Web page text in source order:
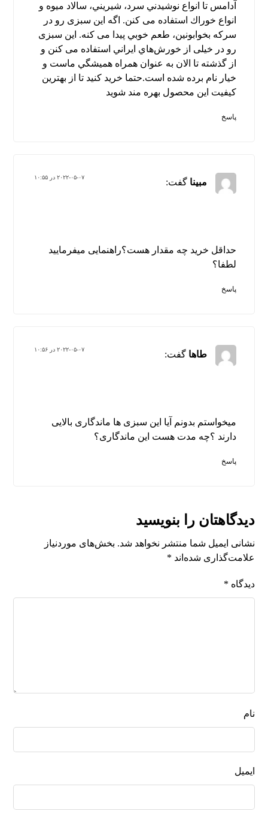
آدامس تا انواع نوشيدني سرد، شيريني، سالاد ميوه و
انواع خوراك استفاده می کنن. اگه این سبزی رو در
سركه بخوابونین، طعم خوبي پیدا می کنه. این سبزی
رو در خیلی از خورش‌هاي ايراني استفاده می کنن و
از گذشته تا الان به عنوان همراه هميشگي ماست و
خيار نام برده شده است.حتما خرید کنید تا از بهترین
کیفیت این محصول بهره مند شوید
پاسخ
مبینا گفت: ۲۰۲۲-۰۵-۰۷ در ۱۰:۵۵
حداقل خرید چه مقدار هست؟راهنمایی میفرمایید
لطفا؟
پاسخ
طاها گفت: ۲۰۲۲-۰۵-۰۷ در ۱۰:۵۶
میخواستم بدونم آیا این سبزی ها ماندگاری بالایی
دارند ؟چه مدت هست این ماندگاری؟
پاسخ
دیدگاهتان را بنویسید
نشانی ایمیل شما منتشر نخواهد شد. بخش‌های موردنیاز
علامت‌گذاری شده‌اند *
دیدگاه *
نام
ایمیل